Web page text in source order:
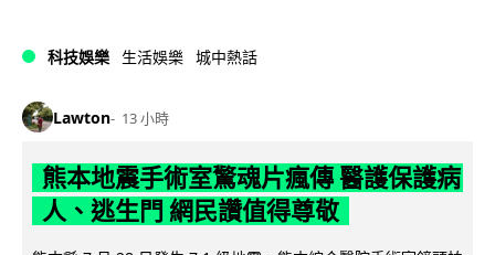
科技娛樂 生活娛樂 城中熱話
Lawton 13 小時
熊本地震手術室驚魂片瘋傳 醫護保護病
人、逃生門 網民讚值得尊敬